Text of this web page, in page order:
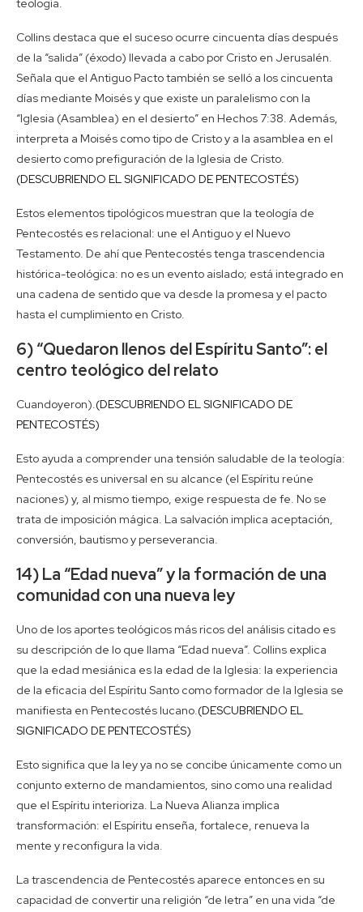
teología.
Collins destaca que el suceso ocurre cincuenta días después
de la “salida” (éxodo) llevada a cabo por Cristo en Jerusalén.
Señala que el Antiguo Pacto también se selló a los cincuenta
días mediante Moisés y que existe un paralelismo con la
“Iglesia (Asamblea) en el desierto” en Hechos 7:38. Además,
interpreta a Moisés como tipo de Cristo y a la asamblea en el
desierto como prefiguración de la Iglesia de Cristo.
(DESCUBRIENDO EL SIGNIFICADO DE PENTECOSTÉS)
Estos elementos tipológicos muestran que la teología de
Pentecostés es relacional: une el Antiguo y el Nuevo
Testamento. De ahí que Pentecostés tenga trascendencia
histórica-teológica: no es un evento aislado; está integrado en
una cadena de sentido que va desde la promesa y el pacto
hasta el cumplimiento en Cristo.
6) “Quedaron llenos del Espíritu Santo”: el
centro teológico del relato
Cuandoyeron).(DESCUBRIENDO EL SIGNIFICADO DE
PENTECOSTÉS)
Esto ayuda a comprender una tensión saludable de la teología:
Pentecostés es universal en su alcance (el Espíritu reúne
naciones) y, al mismo tiempo, exige respuesta de fe. No se
trata de imposición mágica. La salvación implica aceptación,
conversión, bautismo y perseverancia.
14) La “Edad nueva” y la formación de una
comunidad con una nueva ley
Uno de los aportes teológicos más ricos del análisis citado es
su descripción de lo que llama “Edad nueva”. Collins explica
que la edad mesiánica es la edad de la Iglesia: la experiencia
de la eficacia del Espíritu Santo como formador de la Iglesia se
manifiesta en Pentecostés lucano.(DESCUBRIENDO EL
SIGNIFICADO DE PENTECOSTÉS)
Esto significa que la ley ya no se concibe únicamente como un
conjunto externo de mandamientos, sino como una realidad
que el Espíritu interioriza. La Nueva Alianza implica
transformación: el Espíritu enseña, fortalece, renueva la
mente y reconfigura la vida.
La trascendencia de Pentecostés aparece entonces en su
capacidad de convertir una religión “de letra” en una vida “de